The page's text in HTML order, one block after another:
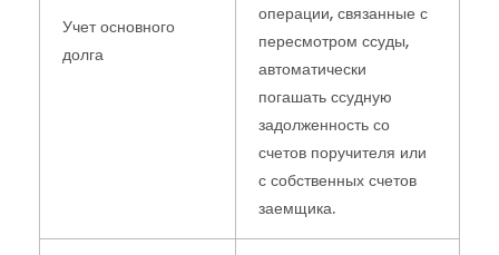
Учет основного
долга
операции, связанные с
пересмотром ссуды,
автоматически
погашать ссудную
задолженность со
счетов поручителя или
с собственных счетов
заемщика.